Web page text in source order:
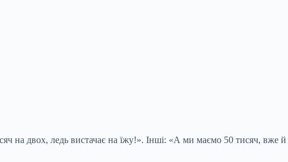
на двох, ледь вистачає на їжу!». Інші: «А ми маємо 50 тисяч, вже й